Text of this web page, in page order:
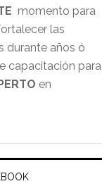
momento para
las
durante años ó
capacitación para
en